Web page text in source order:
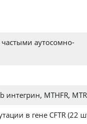
аутосомно-
MTHFR,
в гене CFTR (22